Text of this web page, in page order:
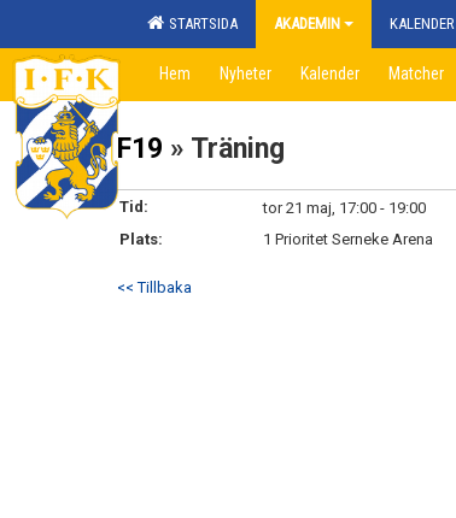
STARTSIDA AKADEMIN KALENDER
Hem Nyheter Kalender Matcher
F19 » Träning
Tid:
tor 21 maj, 17:00 - 19:00
Plats:
1 Prioritet Serneke Arena
<< Tillbaka